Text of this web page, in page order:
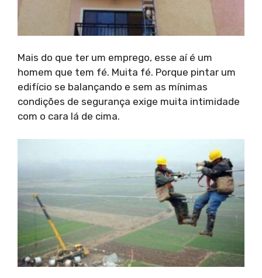
Mais do que ter um emprego, esse aí é um
homem que tem fé. Muita fé. Porque pintar um
edifício se balançando e sem as mínimas
condições de segurança exige muita intimidade
com o cara lá de cima.